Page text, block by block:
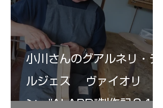
小川さんのグアルネリ・デ
ルジェス ヴァイオリ
ン ”ALARD"制作記３4